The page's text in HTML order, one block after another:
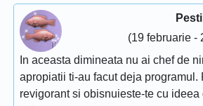
Pesti
(19 februarie -
In aceasta dimineata nu ai chef de
apropiatii ti-au facut deja programul.
revigorant si obisnuieste-te cu ideea